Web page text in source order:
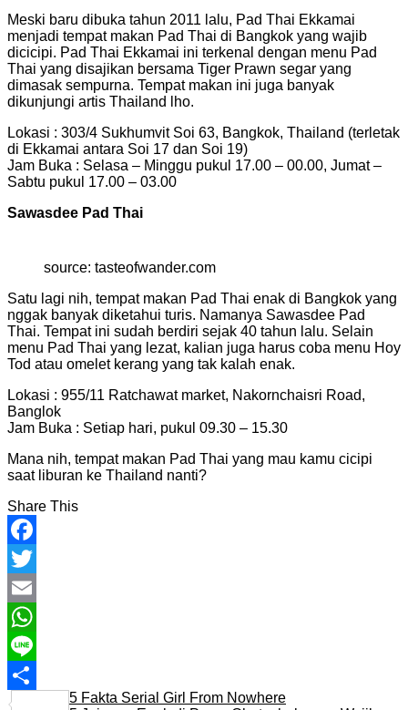
Meski baru dibuka tahun 2011 lalu, Pad Thai Ekkamai
menjadi tempat makan Pad Thai di Bangkok yang wajib
dicicipi. Pad Thai Ekkamai ini terkenal dengan menu Pad
Thai yang disajikan bersama Tiger Prawn segar yang
dimasak sempurna. Tempat makan ini juga banyak
dikunjungi artis Thailand lho.
Lokasi : 303/4 Sukhumvit Soi 63, Bangkok, Thailand (terletak
di Ekkamai antara Soi 17 dan Soi 19)
Jam Buka : Selasa – Minggu pukul 17.00 – 00.00, Jumat –
Sabtu pukul 17.00 – 03.00
Sawasdee Pad Thai
source: tasteofwander.com
Satu lagi nih, tempat makan Pad Thai enak di Bangkok yang
nggak banyak diketahui turis. Namanya Sawasdee Pad
Thai. Tempat ini sudah berdiri sejak 40 tahun lalu. Selain
menu Pad Thai yang lezat, kalian juga harus coba menu Hoy
Tod atau omelet kerang yang tak kalah enak.
Lokasi : 955/11 Ratchawat market, Nakornchaisri Road,
Banglok
Jam Buka : Setiap hari, pukul 09.30 – 15.30
Mana nih, tempat makan Pad Thai yang mau kamu cicipi
saat liburan ke Thailand nanti?
Share This
Facebook
Twitter
Email
WhatsApp
Line
Share
5 Fakta Serial Girl From Nowhere